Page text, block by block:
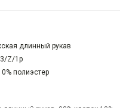
длинный рукав
Z/1p
полиэстер